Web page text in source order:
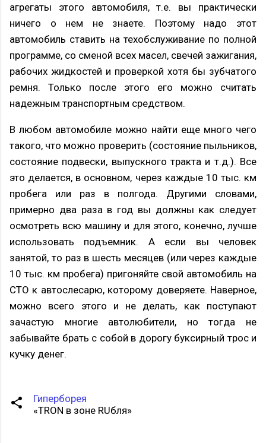
агрегаты этого автомобиля, т.е. вы практически
ничего о нем не знаете. Поэтому надо этот
автомобиль ставить на техобслуживание по полной
программе, со сменой всех масел, свечей зажигания,
рабочих жидкостей и проверкой хотя бы зубчатого
ремня. Только после этого его можно считать
надежным транспортным средством.
В любом автомобиле можно найти еще много чего
такого, что можно проверить (состояние пыльников,
состояние подвески, выпускного тракта и т.д.). Все
это делается, в основном, через каждые 10 тыс. км
пробега или раз в полгода. Другими словами,
примерно два раза в год вы должны как следует
осмотреть всю машину и для этого, конечно, лучше
использовать подъемник. А если вы человек
занятой, то раз в шесть месяцев (или через каждые
10 тыс. км пробега) пригоняйте свой автомобиль на
СТО к автослесарю, которому доверяете. Наверное,
можно всего этого и не делать, как поступают
зачастую многие автолюбители, но тогда не
забывайте брать с собой в дорогу буксирный трос и
кучку денег.
Гиперборея
«TRON в зоне RUбля»